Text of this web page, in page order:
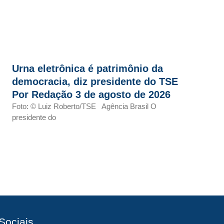
Urna eletrônica é patrimônio da
democracia, diz presidente do TSE
Por Redação 3 de agosto de 2026
Foto: © Luiz Roberto/TSE Agência Brasil O
presidente do